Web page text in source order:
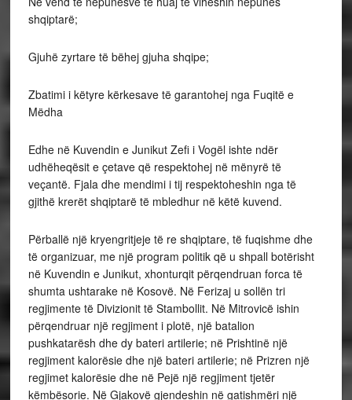
shqiptarë;
Gjuhë zyrtare të bëhej gjuha shqipe;
Zbatimi i këtyre kërkesave të garantohej nga Fuqitë e
Mëdha
Edhe në Kuvendin e Junikut Zefi i Vogël ishte ndër
udhëheqësit e çetave që respektohej në mënyrë të
veçantë. Fjala dhe mendimi i tij respektoheshin nga të
gjithë krerët shqiptarë të mbledhur në këtë kuvend.
Përballë një kryengritjeje të re shqiptare, të fuqishme dhe
të organizuar, me një program politik që u shpall botërisht
në Kuvendin e Junikut, xhonturqit përqendruan forca të
shumta ushtarake në Kosovë. Në Ferizaj u sollën tri
regjimente të Divizionit të Stambollit. Në Mitrovicë ishin
përqendruar një regjiment i plotë, një batalion
pushkatarësh dhe dy bateri artilerie; në Prishtinë një
regjiment kalorësie dhe një bateri artilerie; në Prizren një
regjimet kalorësie dhe në Pejë një regjiment tjetër
këmbësorie. Në Gjakovë gjendeshin në gatishmëri një